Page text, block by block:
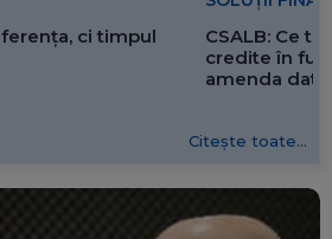
ci timpul
CSALB: Ce
credite în
amenda
Citește toate...